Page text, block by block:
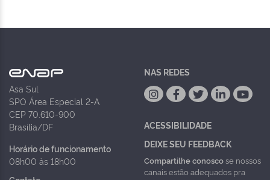
Asa Sul
SPO Área Especial 2-A
CEP 70.610-900
Brasília/DF
Horário de funcionamento
08h00 às 18h00
NAS REDES
ACESSIBILIDADE
DEIXE SEU FEEDBACK
Compartilhe conoscose nossos
canais estão adequados pra